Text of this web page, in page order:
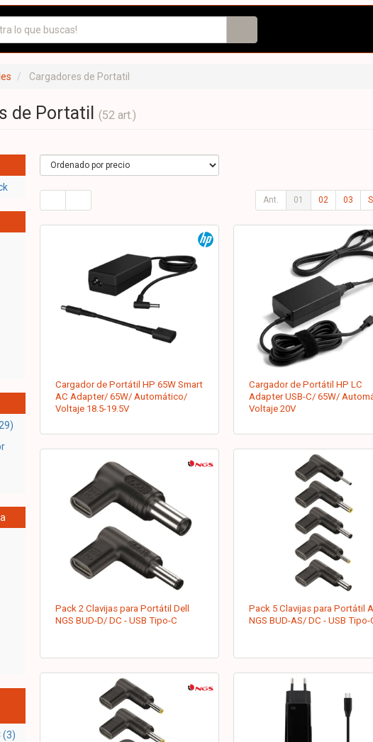
Cargadores de Portatil
de Portatil (52 art.)
(3)
Ant. 01 02 03
Cargador de Portátil HP 65W Smart
AC Adapter/ 65W/ Automático/
Voltaje 18.5-19.5V
Cargador de Portátil HP LC
Adapter USB-C/ 65W/
Voltaje 20V
Pack 2 Clavijas para Portátil Dell
NGS BUD-D/ DC - USB Tipo-C
Pack 5 Clavijas para Portátil
NGS BUD-AS/ DC - USB Tipo-